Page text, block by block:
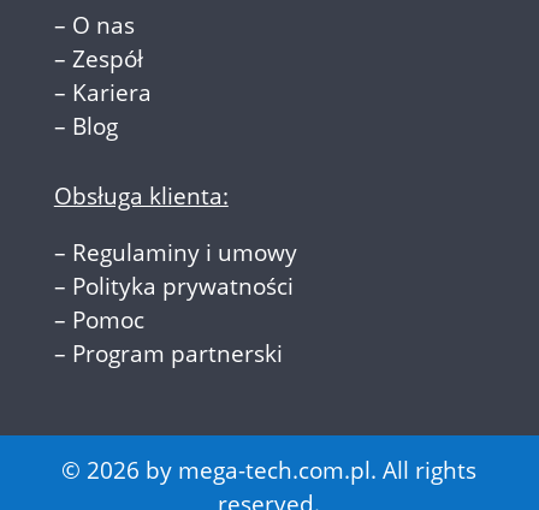
– O nas
– Zespół
– Kariera
– Blog
Obsługa klienta:
– Regulaminy i umowy
– Polityka prywatności
– Pomoc
– Program partnerski
© 2026 by mega-tech.com.pl. All rights
reserved.